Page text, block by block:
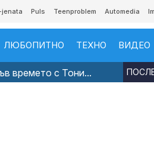
Puls Teenproblem Automedia
ЛЮБОПИТНО ТЕХНО ВИДЕО
времето с Тони...